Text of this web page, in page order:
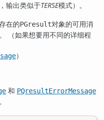
输出类似于TERSE模式）。
在的PGresult对象的可用消
（如果想要用不同的详细程
）
和 PQresultErrorMessage